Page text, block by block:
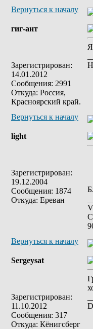
Вернуться к началу
гиг-ант
Зарегистрирован:
14.01.2012
Сообщения: 2991
Откуда: Россия,
Красноярский край.
Вернуться к началу
light
Зарегистрирован:
19.12.2004
Сообщения: 1874
Откуда: Ереван
Вернуться к началу
Sergeysat
Зарегистрирован:
11.10.2012
Сообщения: 317
Откуда: Кёнигсберг